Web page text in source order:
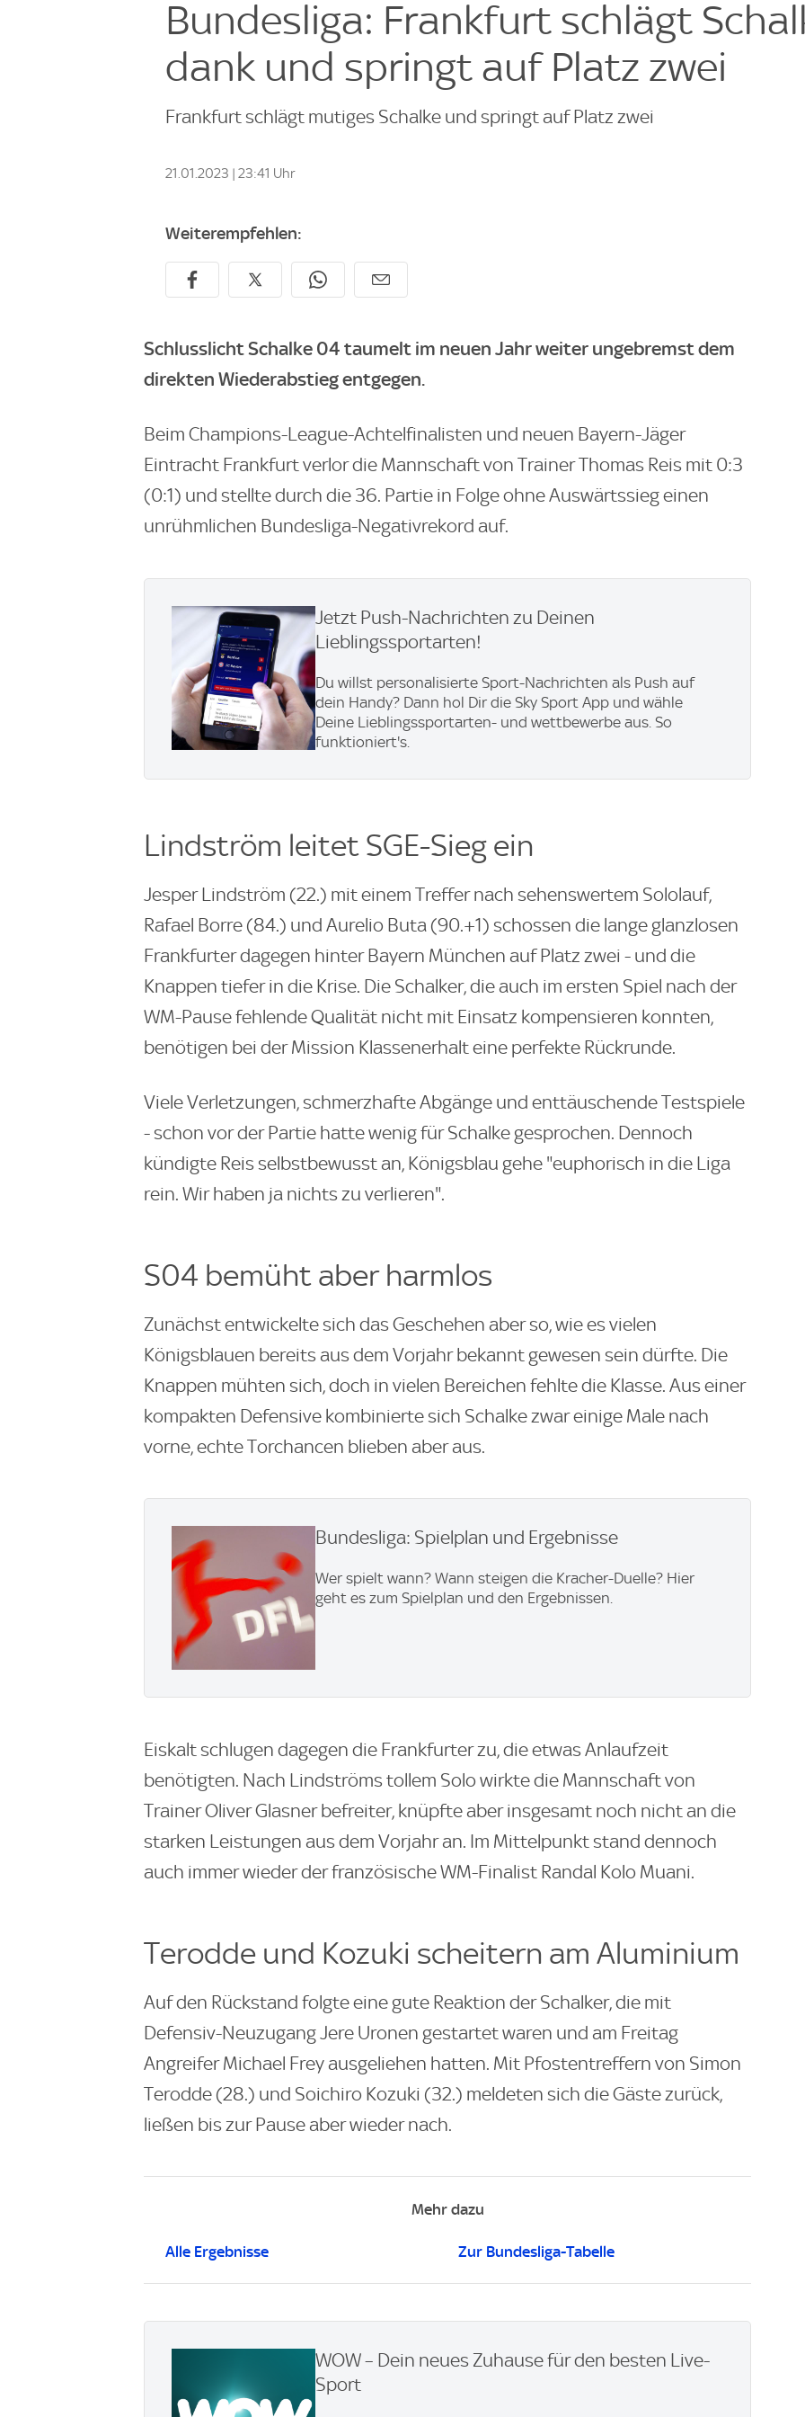
Bundesliga: Frankfurt schlägt
dank und springt auf Platz zwei
Frankfurt schlägt mutiges Schalke und springt auf Platz zwei
21.01.2023 | 23:41 Uhr
Weiterempfehlen:
Schlusslicht Schalke 04 taumelt im neuen Jahr weiter ungebremst dem
direkten Wiederabstieg entgegen.
Beim Champions-League-Achtelfinalisten und neuen Bayern-Jäger
Eintracht Frankfurt verlor die Mannschaft von Trainer Thomas Reis mit 0:3
(0:1) und stellte durch die 36. Partie in Folge ohne Auswärtssieg einen
unrühmlichen Bundesliga-Negativrekord auf.
Jetzt Push-Nachrichten zu Deinen
Lieblingssportarten!
Du willst personalisierte Sport-Nachrichten als Push auf
dein Handy? Dann hol Dir die Sky Sport App und wähle
Deine Lieblingssportarten- und wettbewerbe aus. So
funktioniert's.
Lindström leitet SGE-Sieg ein
Jesper Lindström (22.) mit einem Treffer nach sehenswertem Sololauf,
Rafael Borre (84.) und Aurelio Buta (90.+1) schossen die lange glanzlosen
Frankfurter dagegen hinter Bayern München auf Platz zwei - und die
Knappen tiefer in die Krise. Die Schalker, die auch im ersten Spiel nach der
WM-Pause fehlende Qualität nicht mit Einsatz kompensieren konnten,
benötigen bei der Mission Klassenerhalt eine perfekte Rückrunde.
Viele Verletzungen, schmerzhafte Abgänge und enttäuschende Testspiele
- schon vor der Partie hatte wenig für Schalke gesprochen. Dennoch
kündigte Reis selbstbewusst an, Königsblau gehe "euphorisch in die Liga
rein. Wir haben ja nichts zu verlieren".
S04 bemüht aber harmlos
Zunächst entwickelte sich das Geschehen aber so, wie es vielen
Königsblauen bereits aus dem Vorjahr bekannt gewesen sein dürfte. Die
Knappen mühten sich, doch in vielen Bereichen fehlte die Klasse. Aus einer
kompakten Defensive kombinierte sich Schalke zwar einige Male nach
vorne, echte Torchancen blieben aber aus.
Bundesliga: Spielplan und Ergebnisse
Wer spielt wann? Wann steigen die Kracher-Duelle? Hier
geht es zum Spielplan und den Ergebnissen.
Eiskalt schlugen dagegen die Frankfurter zu, die etwas Anlaufzeit
benötigten. Nach Lindströms tollem Solo wirkte die Mannschaft von
Trainer Oliver Glasner befreiter, knüpfte aber insgesamt noch nicht an die
starken Leistungen aus dem Vorjahr an. Im Mittelpunkt stand dennoch
auch immer wieder der französische WM-Finalist Randal Kolo Muani.
Terodde und Kozuki scheitern am Aluminium
Auf den Rückstand folgte eine gute Reaktion der Schalker, die mit
Defensiv-Neuzugang Jere Uronen gestartet waren und am Freitag
Angreifer Michael Frey ausgeliehen hatten. Mit Pfostentreffern von Simon
Terodde (28.) und Soichiro Kozuki (32.) meldeten sich die Gäste zurück,
ließen bis zur Pause aber wieder nach.
Mehr dazu
Alle Ergebnisse Zur Bundesliga-Tabelle
WOW – Dein neues Zuhause für den besten Live-
Sport